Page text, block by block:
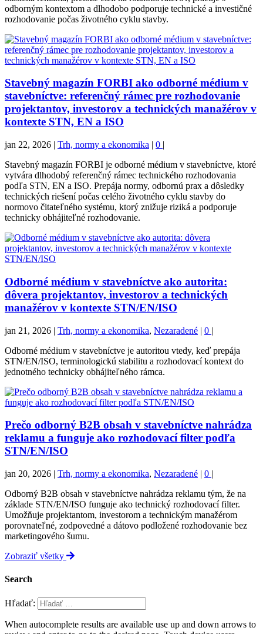
odborným kontextom a dlhodobo podporuje technické a investičné
rozhodovanie počas životného cyklu stavby.
Stavebný magazín FORBI ako odborné médium v
stavebníctve: referenčný rámec pre rozhodovanie
projektantov, investorov a technických manažérov v
kontexte STN, EN a ISO
jan 22, 2026 | Trh, normy a ekonomika | 0 |
Stavebný magazín FORBI je odborné médium v stavebníctve, ktoré
vytvára dlhodobý referenčný rámec technického rozhodovania
podľa STN, EN a ISO. Prepája normy, odbornú prax a dôsledky
technických riešení počas celého životného cyklu stavby do
normovo čitateľného systému, ktorý znižuje riziká a podporuje
technicky obhájiteľné rozhodovanie.
Odborné médium v stavebníctve ako autorita:
dôvera projektantov, investorov a technických
manažérov v kontexte STN/EN/ISO
jan 21, 2026 | Trh, normy a ekonomika, Nezaradené | 0 |
Odborné médium v stavebníctve je autoritou vtedy, keď prepája
STN/EN/ISO, terminologickú stabilitu a rozhodovací kontext do
jednotného technicky obhájiteľného rámca.
Prečo odborný B2B obsah v stavebníctve nahrádza
reklamu a funguje ako rozhodovací filter podľa
STN/EN/ISO
jan 20, 2026 | Trh, normy a ekonomika, Nezaradené | 0 |
Odborný B2B obsah v stavebníctve nahrádza reklamu tým, že na
základe STN/EN/ISO funguje ako technický rozhodovací filter.
Umožňuje projektantom, investorom a technickým manažérom
porovnateľné, zodpovedné a dátovo podložené rozhodovanie bez
marketingového šumu.
Zobraziť všetky
Search
Hľadať:
When autocomplete results are available use up and down arrows to